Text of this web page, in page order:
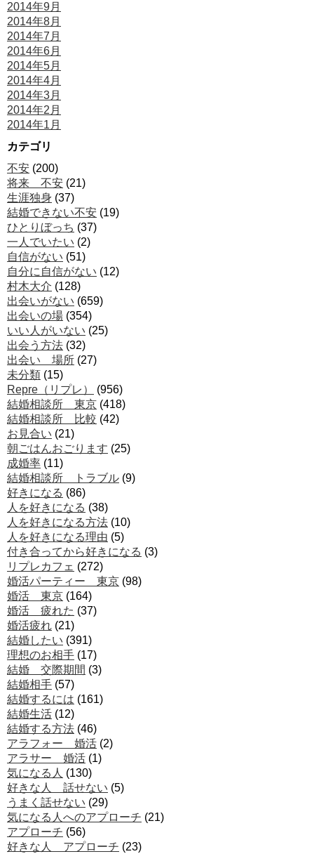
2014年9月
2014年8月
2014年7月
2014年6月
2014年5月
2014年4月
2014年3月
2014年2月
2014年1月
カテゴリ
不安 (200)
将来 不安 (21)
生涯独身 (37)
結婚できない不安 (19)
ひとりぼっち (37)
一人でいたい (2)
自信がない (51)
自分に自信がない (12)
村木大介 (128)
出会いがない (659)
出会いの場 (354)
いい人がいない (25)
出会う方法 (32)
出会い 場所 (27)
未分類 (15)
Repre（リプレ）
(956)
結婚相談所 東京 (418)
結婚相談所 比較 (42)
お見合い (21)
朝ごはんおごります (25)
成婚率 (11)
結婚相談所 トラブル (9)
好きになる (86)
人を好きになる (38)
人を好きになる方法 (10)
人を好きになる理由 (5)
付き合ってから好きになる (3)
リプレカフェ (272)
婚活パーティー 東京 (98)
婚活 東京 (164)
婚活 疲れた (37)
婚活疲れ (21)
結婚したい (391)
理想のお相手 (17)
結婚 交際期間 (3)
結婚相手 (57)
結婚するには (161)
結婚生活 (12)
結婚する方法 (46)
アラフォー 婚活 (2)
アラサー 婚活 (1)
気になる人 (130)
好きな人 話せない (5)
うまく話せない (29)
気になる人へのアプローチ (21)
アプローチ (56)
好きな人 アプローチ (23)